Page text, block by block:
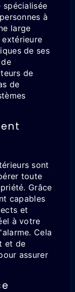
spécialisée
à
large
de ses
de
de
sont
toute
Grâce
capables
et
à votre
Cela
et de
assurer